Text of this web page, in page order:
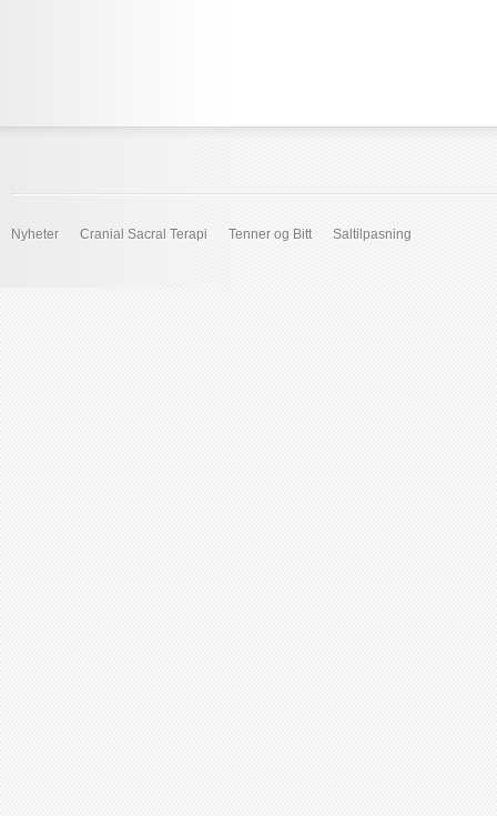
Nyheter Cranial Sacral Terapi Tenner og Bitt Saltilpasning